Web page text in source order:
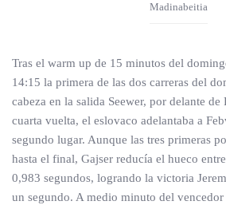
Madinabeitia
Tras el warm up de 15 minutos del
14:15 la primera de las dos carreras del
cabeza en la salida Seewer, por delante de
cuarta vuelta, el eslovaco adelantaba a
segundo lugar. Aunque las tres primeras
hasta el final, Gajser reducía el hueco
0,983 segundos, logrando la victoria
un segundo. A medio minuto del